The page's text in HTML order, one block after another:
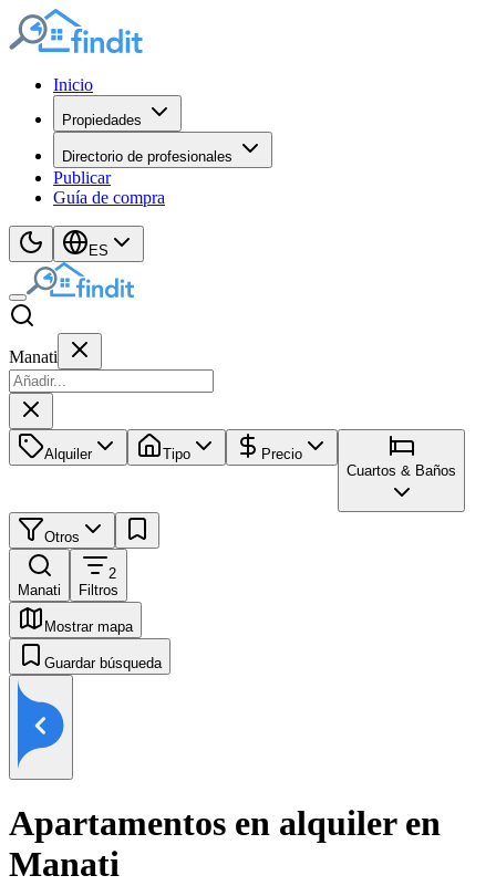
Inicio
Propiedades
Directorio de profesionales
Publicar
Guía de compra
ES
Manati
Alquiler Tipo
Precio
Cuartos & Baños
Otros
Manati
2
Filtros
Mostrar mapa
Guardar búsqueda
Apartamentos en alquiler en
Manati